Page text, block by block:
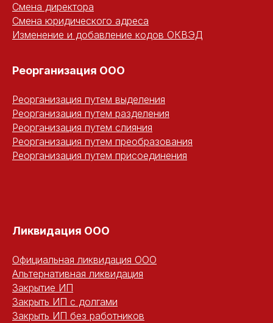
Смена директора
Смена юридического адреса
Изменение и добавление кодов ОКВЭД
Реорганизация ООО
Реорганизация путем выделения
Реорганизация путем разделения
Реорганизация путем слияния
Реорганизация путем преобразования
Реорганизация путем присоединения
Ликвидация ООО
Официальная ликвидация ООО
Альтернативная ликвидация
Закрытие ИП
Закрыть ИП с долгами
Закрыть ИП без работников